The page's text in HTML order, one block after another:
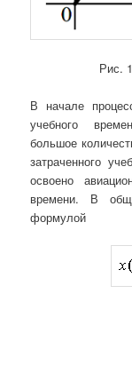
Рис.
В начале
учебного
большое
затраченного
освоено
времени. В
формулой